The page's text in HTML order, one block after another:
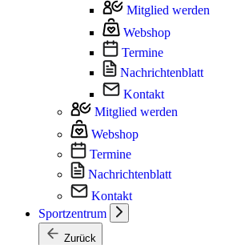
Mitglied werden
Webshop
Termine
Nachrichtenblatt
Kontakt
Mitglied werden
Webshop
Termine
Nachrichtenblatt
Kontakt
Sportzentrum
Zurück